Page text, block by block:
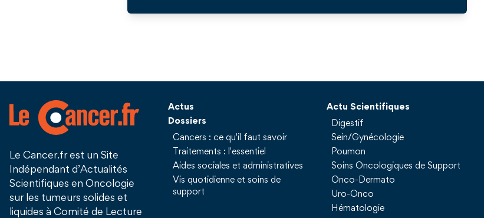
Le Cancer.fr est un Site
Indépendant d’Actualités
Scientifiques en Oncologie
sur les tumeurs solides et
liquides à Comité de Lecture
Actus
Dossiers
Cancers : ce qu'il faut savoir
Traitements : l'essentiel
Aides sociales et administratives
Vis quotidienne et soins de
support
Actu Scientifiques
Digestif
Sein/Gynécologie
Poumon
Soins Oncologiques de Support
Onco-Dermato
Uro-Onco
Hématologie